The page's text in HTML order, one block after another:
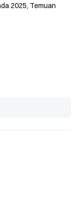
2025, Temuan